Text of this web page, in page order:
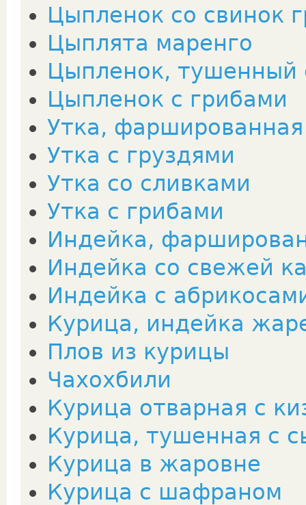
Цыпленок со свинок
Цыплята маренго
Цыпленок, тушенный
Цыпленок с грибами
Утка,
Утка с груздями
Утка со сливками
Утка с грибами
Индейка,
Индейка со свежей
Индейка с
Курица, индейка
Плов из курицы
Чахохбили
Курица отварная с
Курица, тушенная с
Курица в жаровне
Курица с шафраном